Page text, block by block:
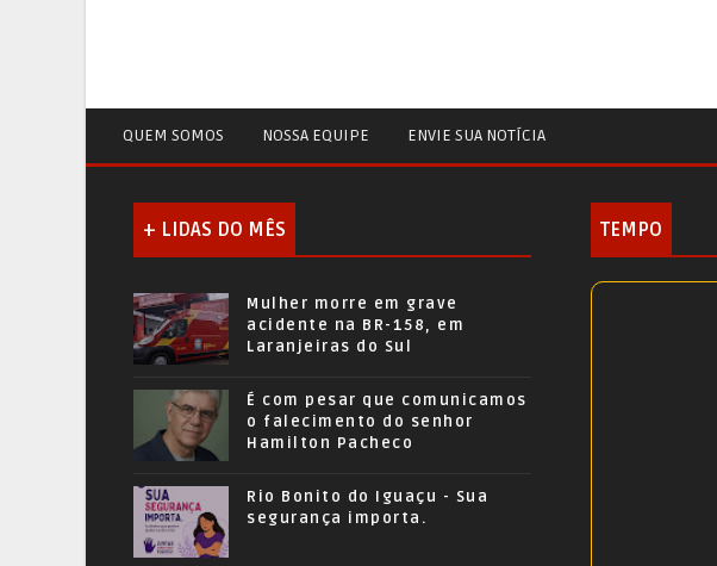
QUEM SOMOS NOSSA EQUIPE ENVIE SUA NOTÍCIA
+ LIDAS DO MÊS
Mulher morre em grave
acidente na BR-158, em
Laranjeiras do Sul
É com pesar que comunicamos
o falecimento do senhor
Hamilton Pacheco
Rio Bonito do Iguaçu - Sua
segurança importa.
TEMPO